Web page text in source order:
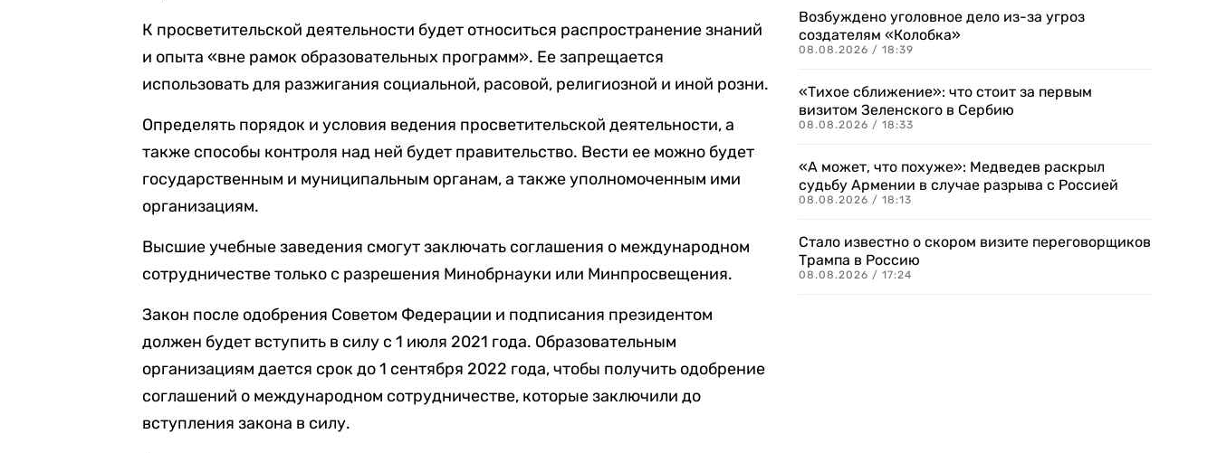
К просветительской деятельности будет относиться распространение знаний
и опыта «вне рамок образовательных программ». Ее запрещается
использовать для разжигания социальной, расовой, религиозной и иной розни.
Определять порядок и условия ведения просветительской деятельности, а
также способы контроля над ней будет правительство. Вести ее можно будет
государственным и муниципальным органам, а также уполномоченным ими
организациям.
Высшие учебные заведения смогут заключать соглашения о международном
сотрудничестве только с разрешения Минобрнауки или Минпросвещения.
Закон после одобрения Советом Федерации и подписания президентом
должен будет вступить в силу с 1 июля 2021 года. Образовательным
организациям дается срок до 1 сентября 2022 года, чтобы получить одобрение
соглашений о международном сотрудничестве, которые заключили до
вступления закона в силу.
Возбуждено уголовное дело из-за угроз
создателям «Колобка»
08.08.2026 / 18:39
«Тихое сближение»: что стоит за первым
визитом Зеленского в Сербию
08.08.2026 / 18:33
«А может, что похуже»: Медведев раскрыл
судьбу Армении в случае разрыва с Россией
08.08.2026 / 18:13
Стало известно о скором визите переговорщиков
Трампа в Россию
08.08.2026 / 17:24